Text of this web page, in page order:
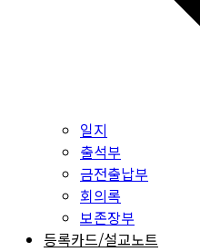
일지
출석부
금전출납부
회의록
보존장부
등록카드/설교노트